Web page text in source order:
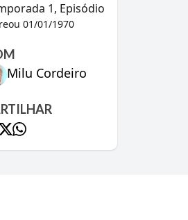
1, Episódio
01/01/1970
Milu Cordeiro